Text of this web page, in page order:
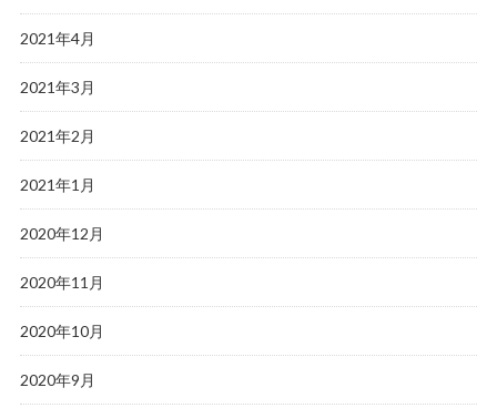
2021年4月
2021年3月
2021年2月
2021年1月
2020年12月
2020年11月
2020年10月
2020年9月